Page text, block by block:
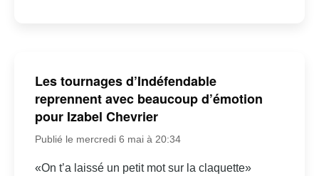
Les tournages d’Indéfendable
reprennent avec beaucoup d’émotion
pour Izabel Chevrier
Publié le mercredi 6 mai à 20:34
«On t’a laissé un petit mot sur la claquette»